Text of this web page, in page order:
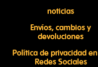
noticias
Envíos, cambios y
devoluciones
Política de privacidad
Redes Sociales